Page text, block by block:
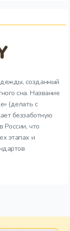
созданный
сна. Название
(делать с
беззаботную
России, что
этапах и